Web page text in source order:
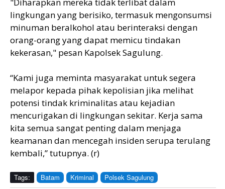
lingkungan yang berisiko, termasuk mengonsumsi
minuman beralkohol atau berinteraksi dengan
orang-orang yang dapat memicu tindakan
kekerasan," pesan Kapolsek Sagulung.
“Kami juga meminta masyarakat untuk segera
melapor kepada pihak kepolisian jika melihat
potensi tindak kriminalitas atau kejadian
mencurigakan di lingkungan sekitar. Kerja sama
kita semua sangat penting dalam menjaga
keamanan dan mencegah insiden serupa terulang
kembali,” tutupnya. (r)
Tags: Batam Kriminal Polsek Sagulung